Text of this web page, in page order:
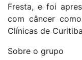
Fresta, e foi
com câncer
Clínicas de
Sobre o grupo